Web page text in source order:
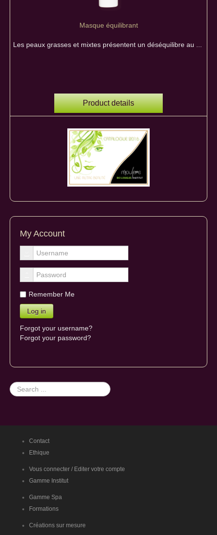
Masque équilibrant
Les peaux grasses et mixtes présentent un déséquilibre au ...
Product details
My Account
Remember Me
Forgot your username?
Forgot your password?
Search
...
Contact
Ethique
Vous connecter / Editer votre compte
Gamme Institut
Gamme Spa
Formations
Créations sur mesure